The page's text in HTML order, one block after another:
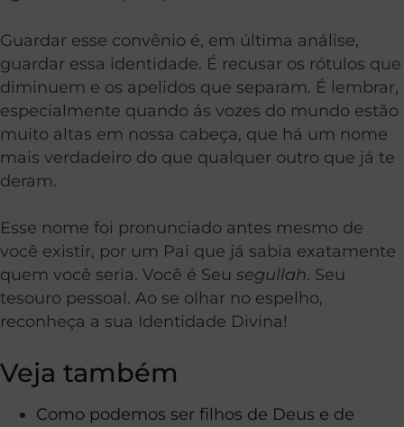
Guardar esse convênio é, em última análise,
guardar essa identidade. É recusar os rótulos que
diminuem e os apelidos que separam. É lembrar,
especialmente quando ás vozes do mundo estão
muito altas em nossa cabeça, que há um nome
mais verdadeiro do que qualquer outro que já te
deram.
Esse nome foi pronunciado antes mesmo de
você existir, por um Pai que já sabia exatamente
quem você seria. Você é Seu segullah. Seu
tesouro pessoal. Ao se olhar no espelho,
reconheça a sua Identidade Divina!
Veja também
Como podemos ser filhos de Deus e de